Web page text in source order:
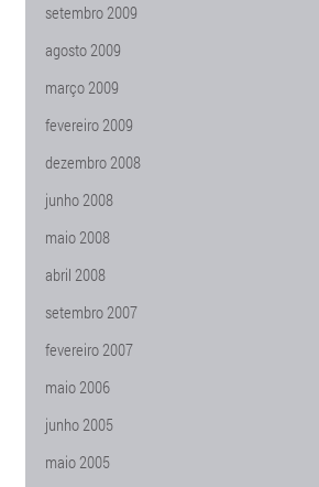
setembro 2009
agosto 2009
março 2009
fevereiro 2009
dezembro 2008
junho 2008
maio 2008
abril 2008
setembro 2007
fevereiro 2007
maio 2006
junho 2005
maio 2005